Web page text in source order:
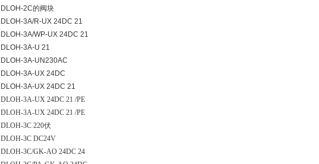
DLOH-2C的阀块
DLOH-3A/R-UX 24DC 21
DLOH-3A/WP-UX 24DC 21
DLOH-3A-U 21
DLOH-3A-UN230AC
DLOH-3A-UX 24DC
DLOH-3A-UX 24DC 21
DLOH-3A-UX 24DC 21 /PE
DLOH-3A-UX 24DC 21 /PE
DLOH-3C 220伏
DLOH-3C DC24V
DLOH-3C/GK-AO 24DC 24